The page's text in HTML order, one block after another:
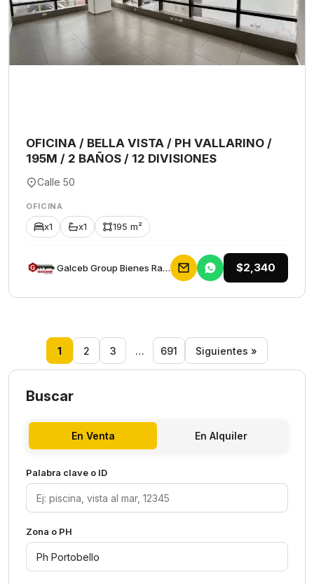
OFICINA / BELLA VISTA / PH VALLARINO /
195M / 2 BAÑOS / 12 DIVISIONES
Calle 50
OFICINA
x1 x1 195 m²
Galceb Group Bienes Raices $2,340
1 2 3 … 691 Siguientes »
Buscar
En Venta En Alquiler
Palabra clave o ID
Zona o PH